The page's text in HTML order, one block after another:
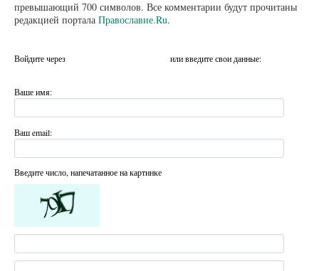
превышающий 700 символов. Все комментарии будут прочитаны
редакцией портала Православие.Ru.
Войдите через или введите свои данные:
Ваше имя:
Ваш email:
Введите число, напечатанное на картинке